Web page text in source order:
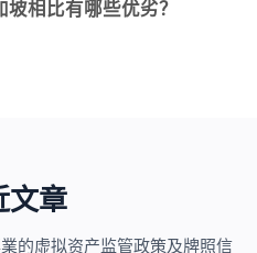
相比有哪些优劣？
文章
的虚拟资产监管政策及牌照信